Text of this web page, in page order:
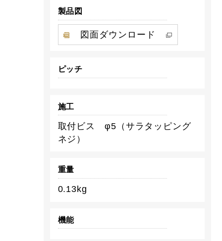
製品図
図面ダウンロード
ピッチ
施工
取付ビス φ5（サラタッピング
ネジ）
重量
0.13kg
機能